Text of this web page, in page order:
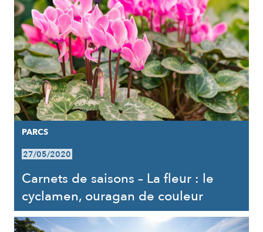
PARCS
27/05/2020
Carnets de saisons – La fleur : le
cyclamen, ouragan de couleur